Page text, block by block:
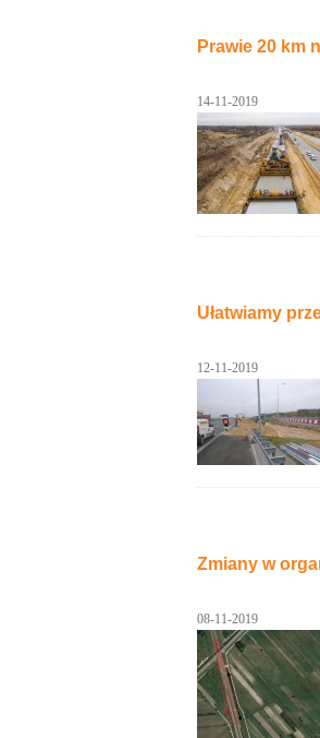
Prawie 20 km
14-11-2019
Ułatwiamy
12-11-2019
Zmiany w
08-11-2019